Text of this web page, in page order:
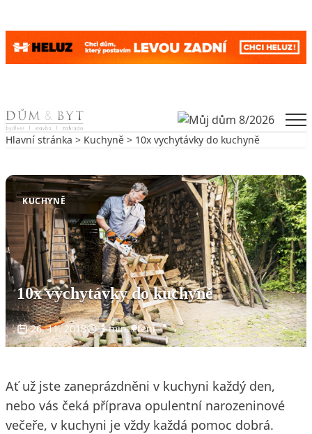
Skip to content
Hlavní stránka > Kuchyně > 10x vychytávky do kuchyně
KUCHYNĚ
10x vychytávky do kuchyně
26. 11. 2018 3 min. čtení
Ať už jste zaneprázdněni v kuchyni každý den,
nebo vás čeká příprava opulentní narozeninové
večeře, v kuchyni je vždy každá pomoc dobrá.